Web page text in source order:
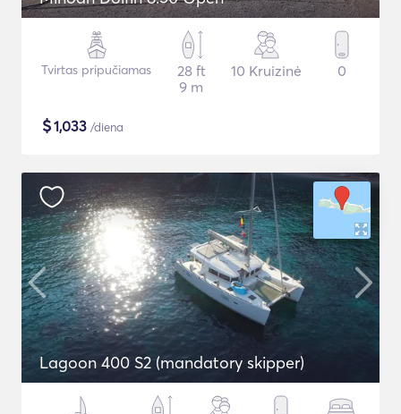
Tvirtas pripučiamas
28 ft
9 m
10 Kruizinė 0
$1,033 /diena
Lagoon 400 S2 (mandatory skipper)